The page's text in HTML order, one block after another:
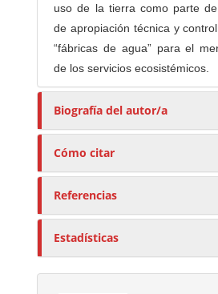
uso de la tierra como parte
de apropiación técnica y
“fábricas de agua” para el
de los servicios ecosistémicos.
Biografía del autor/a
Cómo citar
Referencias
Estadísticas